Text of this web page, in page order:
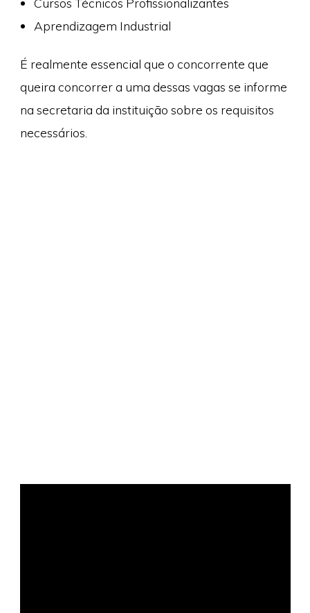
Aprendizagem Industrial
É realmente essencial que o concorrente que
queira concorrer a uma dessas vagas se informe
na secretaria da instituição sobre os requisitos
necessários.